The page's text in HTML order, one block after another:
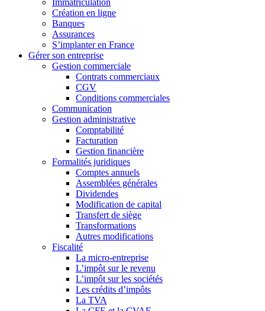
Immatriculation
Création en ligne
Banques
Assurances
S’implanter en France
Gérer son entreprise
Gestion commerciale
Contrats commerciaux
CGV
Conditions commerciales
Communication
Gestion administrative
Comptabilité
Facturation
Gestion financière
Formalités juridiques
Comptes annuels
Assemblées générales
Dividendes
Modification de capital
Transfert de siège
Transformations
Autres modifications
Fiscalité
La micro-entreprise
L’impôt sur le revenu
L’impôt sur les sociétés
Les crédits d’impôts
La TVA